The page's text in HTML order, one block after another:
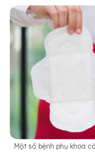
Một số bệnh phụ khoa